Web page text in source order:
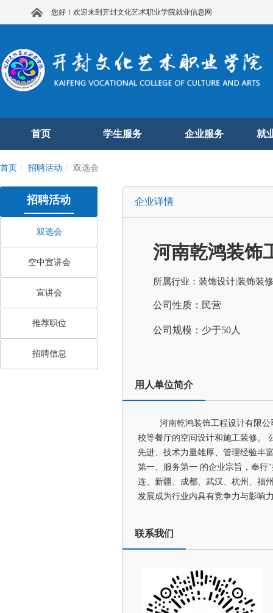
您好！欢迎来到开封文化艺术职业学院就业信息网
首页 学生服务 企业服务 就
首页 招聘活动 双选会
招聘活动
双选会
空中宣讲会
宣讲会
推荐职位
招聘信息
企业详情
河南乾鸿装饰
所属行业：装饰设计|装饰装修
公司性质：民营
公司规模：少于50人
用人单位简介
河南乾鸿装饰工程设计有限
校等餐厅的空间设计和施工装修。
先进、技术力量雄厚、管理经验丰
第一、服务第一 的企业宗旨，奉行
连、新疆、成都、武汉、杭州、福
发展成为行业内具有竞争力与影响
联系我们